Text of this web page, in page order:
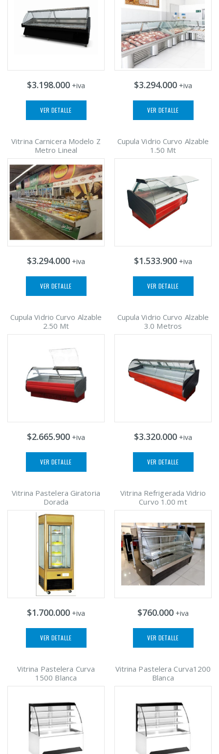
$3.198.000 +iva
VER DETALLE
$3.294.000 +iva
VER DETALLE
Vitrina Carnicera Modelo Z
Metro Lineal
$3.294.000 +iva
VER DETALLE
Cupula Vidrio Curvo Alzable
1.50 Mt
$1.533.900 +iva
VER DETALLE
Cupula Vidrio Curvo Alzable
2.50 Mt
$2.665.900 +iva
VER DETALLE
Cupula Vidrio Curvo Alzable
3.0 Metros
$3.320.000 +iva
VER DETALLE
Vitrina Pastelera Giratoria
Dorada
$1.700.000 +iva
VER DETALLE
Vitrina Refrigerada Vidrio
Curvo 1.00 mt
$760.000 +iva
VER DETALLE
Vitrina Pastelera Curva
1500 Blanca
Vitrina Pastelera Curva1200
Blanca